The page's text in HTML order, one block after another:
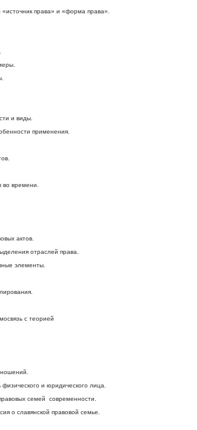
права» и «форма права».
и виды.
применения.
времени.
актов.
отраслей права.
элементы.
с теорией
и юридического лица.
семей современности.
о славянской правовой семье.